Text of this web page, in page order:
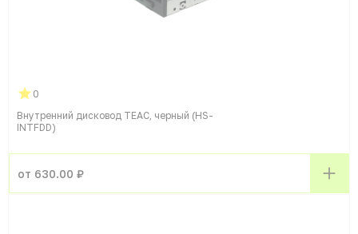
0
Внутренний дисковод TEAC, черный (HS-
INTFDD)
от 630.00 ₽